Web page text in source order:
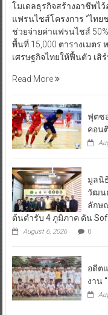
โมเดลธุรกิจสร้างอาชีพไ
แฟรนไชส์โครงการ “ไท
ช่วยจ่ายค่าแฟรนไชส์
พื้นที่ 15,000 ตารางเมตร
เศรษฐกิจไทยให้ฟื้นตัว เ
Read More
ฟุตซ
คอน
มูลนิ
วัฒน
ลักษ
ต้นตำรับ 4 ภูมิภาค ดัน
August 6, 2026 0
อดีต
งาน